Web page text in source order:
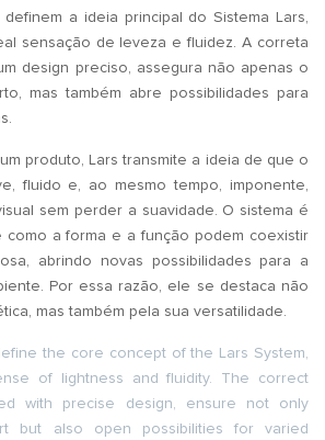
a ideia principal do Sistema Lars,
sensação de leveza e fluidez. A correta
design preciso, assegura não apenas o
mas também abre possibilidades para
produto, Lars transmite a ideia de que o
fluido e, ao mesmo tempo, imponente,
sem perder a suavidade. O sistema é
como a forma e a função podem coexistir
abrindo novas possibilidades para a
Por essa razão, ele se destaca não
mas também pela sua versatilidade.
the core concept of the Lars System,
of lightness and fluidity. The correct
with precise design, ensure not only
but also open possibilities for varied